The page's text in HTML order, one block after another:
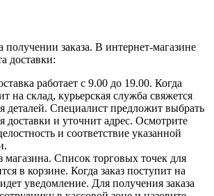
получении заказа. В интернет-магазине
доставки:
работает с 9.00 до 19.00. Когда
на склад, курьерская служба свяжется
деталей. Специалист предложит выбрать
доставки и уточнит адрес. Осмотрите
и соответствие указанной
магазина. Список торговых точек для
в корзине. Когда заказ поступит на
уведомление. Для получения заказа